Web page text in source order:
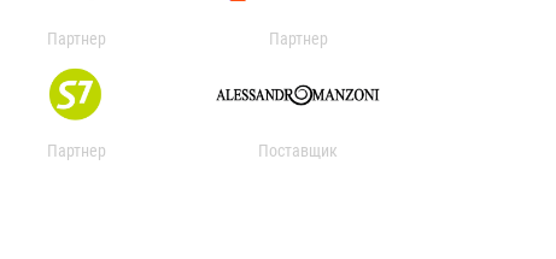
Партнер Партнер
Партнер Поставщик